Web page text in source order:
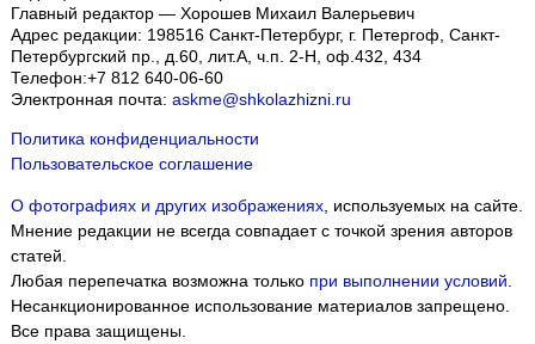
Главный редактор — Хорошев Михаил Валерьевич
Адрес редакции: 198516 Санкт-Петербург, г. Петергоф Санкт-
Петербургский пр., д.60, лит.А, ч.п. 2-Н, оф.432, 434
Телефон:+7 812 640-06-60
Электронная почта: askme@shkolazhizni.ru
Политика конфиденциальности
Пользовательское соглашение
О фотографиях и других изображениях, используемых на сайте.
Мнение редакции не всегда совпадает с точкой зрения авторов
статей.
Любая перепечатка возможна только при выполнении условий
Несанкционированное использование материалов запрещено.
Все права защищены.